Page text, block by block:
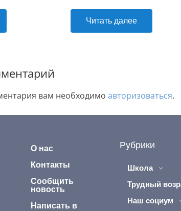
Читать далее
вам необходимо авторизоваться.
О нас
Контакты
Сообщить
новость
Написать в
Рубрики
Школа
Трудный
Наш социум